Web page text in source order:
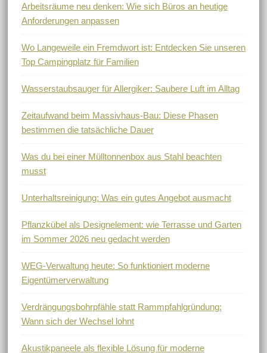
Arbeitsräume neu denken: Wie sich Büros an heutige
Anforderungen anpassen
Wo Langeweile ein Fremdwort ist: Entdecken Sie unseren
Top Campingplatz für Familien
Wasserstaubsauger für Allergiker: Saubere Luft im Alltag
Zeitaufwand beim Massivhaus-Bau: Diese Phasen
bestimmen die tatsächliche Dauer
Was du bei einer Mülltonnenbox aus Stahl beachten
musst
Unterhaltsreinigung: Was ein gutes Angebot ausmacht
Pflanzkübel als Designelement: wie Terrasse und Garten
im Sommer 2026 neu gedacht werden
WEG-Verwaltung heute: So funktioniert moderne
Eigentümerverwaltung
Verdrängungsbohrpfähle statt Rammpfahlgründung:
Wann sich der Wechsel lohnt
Akustikpaneele als flexible Lösung für moderne